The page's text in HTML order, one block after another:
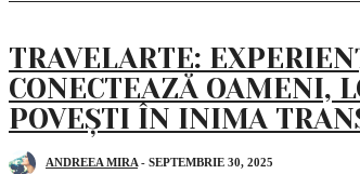
TRAVELARTE:
CONECTEAZĂ OAMENI,
POVEȘTI ÎN INIMA
ANDREEA MIRA - SEPTEMBRIE 30, 2025